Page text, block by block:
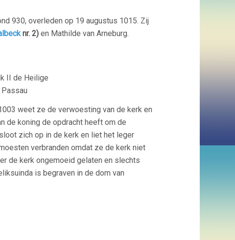
930, overleden op 19 augustus 1015. Zij
nr. 2) en Mathilde van Arneburg.
II de Heilige
weet ze de verwoesting van de kerk en
de koning de opdracht heeft om de
zich op in de kerk en liet het leger
verbranden omdat ze de kerk niet
de kerk ongemoeid gelaten en slechts
is begraven in de dom van